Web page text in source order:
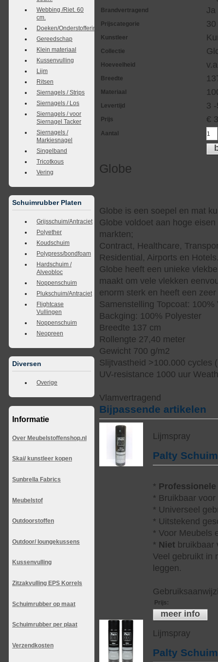
Webbing /Riet. 60
cm.
Doeken/Onderstoffering
Gereedschap
Klein materiaal
Kussenvulling
Lijm
Ritsen
Siernagels / Strips
Siernagels / Los
Siernagels / voor
Siernagel Tacker
Siernagels /
Markiesnagel
Singelband
Tricotkous
Vering
Schuimrubber Platen
Grijsschuim/Antraciet
Polyether
Koudschuim
Polypress/bondfoam
Hardschuim /
Alveobloc
Noppenschuim
Plukschuim/Antraciet
Flightcase
Vullingen
Noppenschuim
Neopreen
Diversen
Overige
Informatie
Over Meubelstoffenshop.nl
Skai/ kunstleer kopen
Sunbrella Fabrics
Meubelstof
Outdoorstoffen
Outdoor/ loungekussens
Kussenvulling
Zitzakvulling EPS Korrels
Schuimrubber op maat
Schuimrubber per plaat
Verzendkosten
Brandvertragend Ja
Prijscategorie
Kunstleer
Collectie
Hoeveelheid
Breedte
Materiaal
Levertijd 3
Prijs €
Aantal
Globe
Globe is een soepel en mat
Globe voldoet aan hoge
markten;
Contract, Healthcare,
Residential, Airports en
Globe heeft een unieke
maakt om vele vlekken
enorm sterk en heeft een
Samenstelling Topcoat: 100%
Backging: 100% Polyester
Breedte 137 cm
Rollengte 27,40 meter
Gewicht 700 g/m2
Slijtvastheid >100.000 cycles
UV-resistance 1000 uur
Vlamvertragend
Bijpassende artikelen
Lijmspray
Palty
* Professionele
* Bruikbaar
* Universeel
* Uitstekend
* Voor Meubels
* Niet bruikbaar
Veel gebruikt in
leggen.
Prijs:
meer info
Lijmspray
Palty